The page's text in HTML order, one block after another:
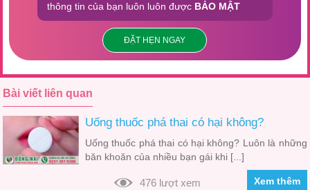
thông tin của bạn luôn luôn được BẢO MẬT
ĐẶT HẸN NGAY
Bài viết liên quan
Uống thuốc phá thai có hại không?
Uống thuốc phá thai có hại không? Luôn là những
băn khoăn của nhiều bạn gái khi [...]
476 lượt xem Xem thêm